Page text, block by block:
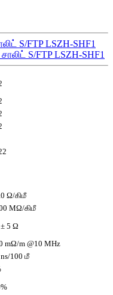
S/FTP LSZH-SHF1
S/FTP LSZH-SHF1
Ω/கிமீ
MΩ/கிமீ
5 Ω
mΩ/m @10 MHz
100 மீ